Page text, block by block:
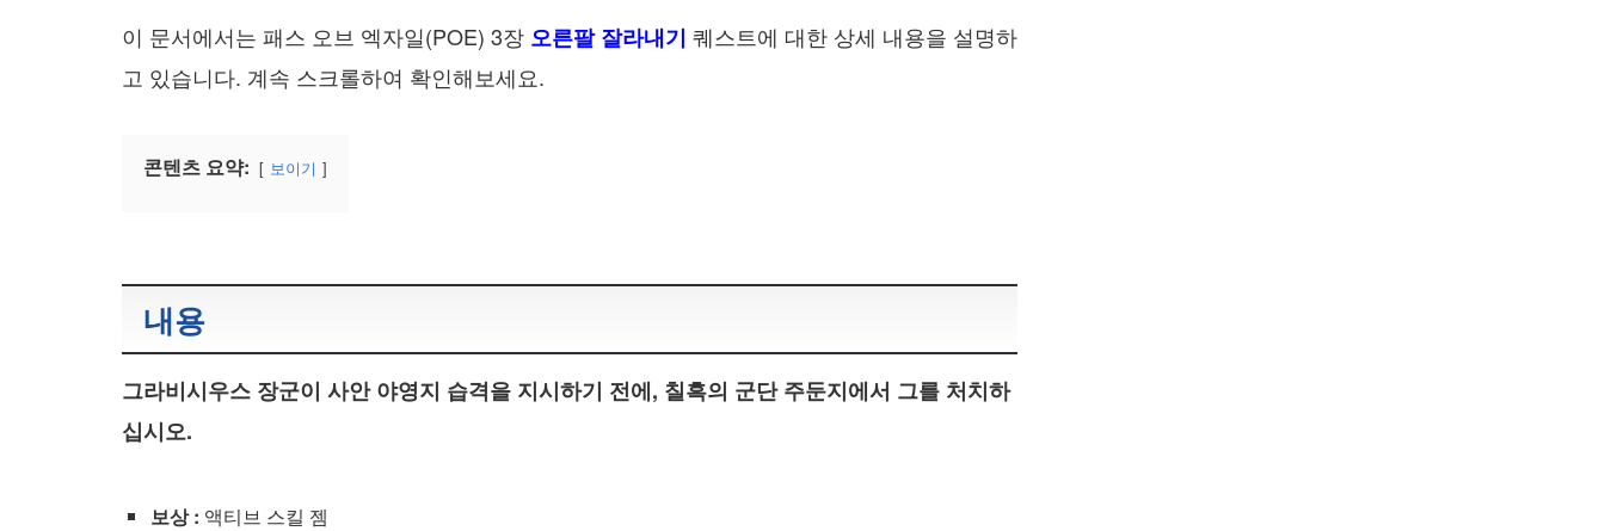
이 문서에서는 패스 오브 엑자일(POE) 3장 오른팔 잘라내기 퀘스트에 대한 상세 내용을 설명하
고 있습니다. 계속 스크롤하여 확인해보세요.
콘텐츠 요약: 보이기
내용
그라비시우스 장군이 사안 야영지 습격을 지시하기 전에, 칠흑의 군단 주둔지에서 그를 처치하
십시오.
보상 : 액티브 스킬 젬